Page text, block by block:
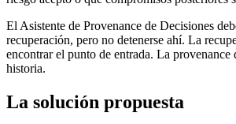
El Asistente de Provenance de Decisiones
recuperación, pero no detenerse ahí. La
encontrar el punto de entrada. La provenance
historia.
La solución propuesta